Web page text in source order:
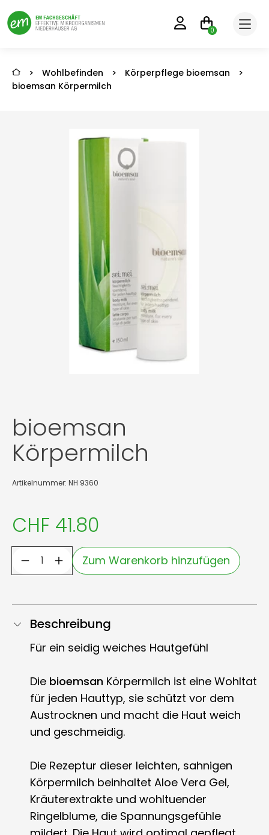
0
> Wohlbefinden > Körperpflege bioemsan
>
bioemsan Körpermilch
bioemsan
Körpermilch
Artikelnummer: NH 9360
CHF 41.80
Zum Warenkorb hinzufügen
Beschreibung
Für ein seidig weiches Hautgefühl
Die bioemsan Körpermilch ist eine Wohltat
für jeden Hauttyp, sie schützt vor dem
Austrocknen und macht die Haut weich
und geschmeidig.
Die Rezeptur dieser leichten, sahnigen
Körpermilch beinhaltet Aloe Vera Gel,
Kräuterextrakte und wohltuender
Ringelblume, die Spannungsgefühle